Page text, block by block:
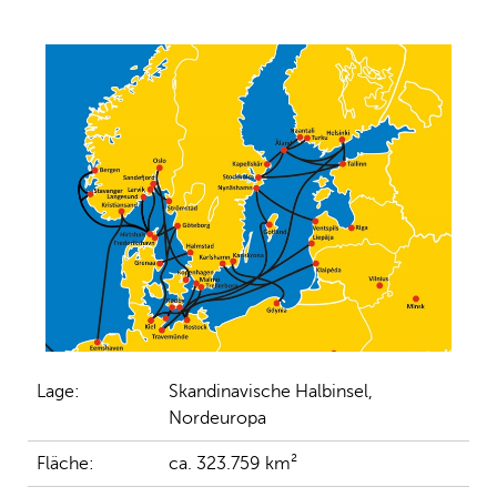
Lage:
Skandinavische Halbinsel,
Nordeuropa
Fläche: ca. 323.759 km²